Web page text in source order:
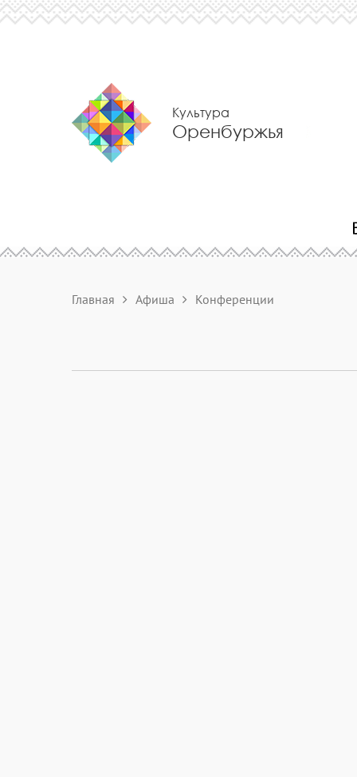
Культура
Оренбуржья
Главная Афиша Конференции